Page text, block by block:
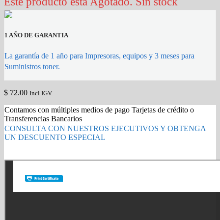
1 AÑO DE GARANTIA
La garantía de 1 año para Impresoras, equipos y 3 meses para
Suministros toner.
$ 72.00 Incl IGV.
Contamos con múltiples medios de pago Tarjetas de crédito o
Transferencias Bancarios
CONSULTA CON NUESTROS EJECUTIVOS Y OBTENGA
UN DESCUENTO ESPECIAL